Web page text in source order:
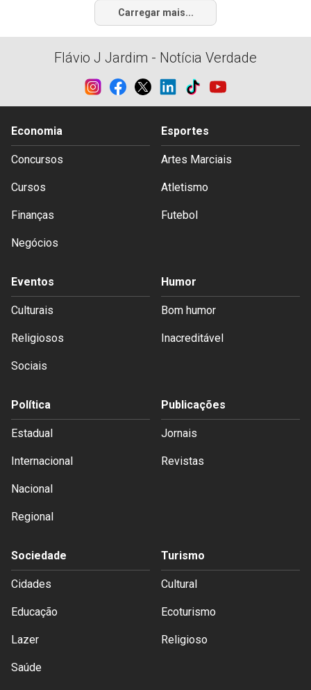
Carregar mais...
Flávio J Jardim - Notícia Verdade
Economia
Concursos
Cursos
Finanças
Negócios
Esportes
Artes Marciais
Atletismo
Futebol
Eventos
Culturais
Religiosos
Sociais
Humor
Bom humor
Inacreditável
Política
Estadual
Internacional
Nacional
Regional
Publicações
Jornais
Revistas
Sociedade
Cidades
Educação
Lazer
Saúde
Turismo
Cultural
Ecoturismo
Religioso